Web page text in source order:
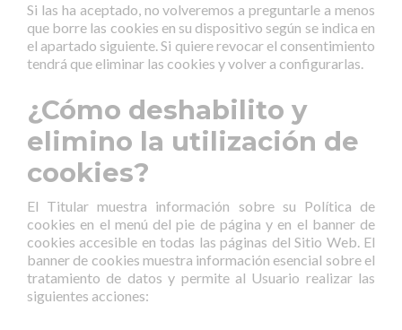
Si las ha aceptado, no volveremos a preguntarle a menos
que borre las cookies en su dispositivo según se indica en
el apartado siguiente. Si quiere revocar el consentimiento
tendrá que eliminar las cookies y volver a configurarlas.
¿Cómo deshabilito y
elimino la utilización de
cookies?
El Titular muestra información sobre su Política de
cookies en el menú del pie de página y en el banner de
cookies accesible en todas las páginas del Sitio Web. El
banner de cookies muestra información esencial sobre el
tratamiento de datos y permite al Usuario realizar las
siguientes acciones: